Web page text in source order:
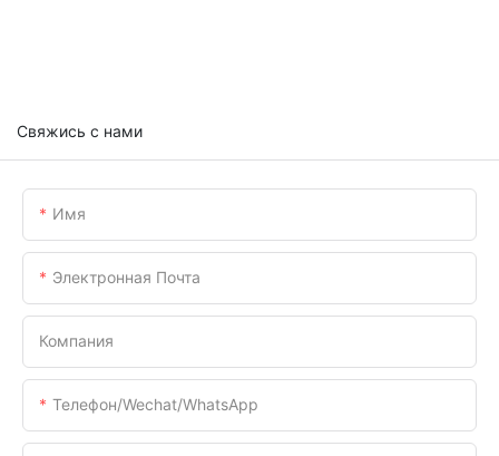
Свяжись с нами
Имя
Электронная Почта
Компания
Телефон/Wechat/WhatsApp